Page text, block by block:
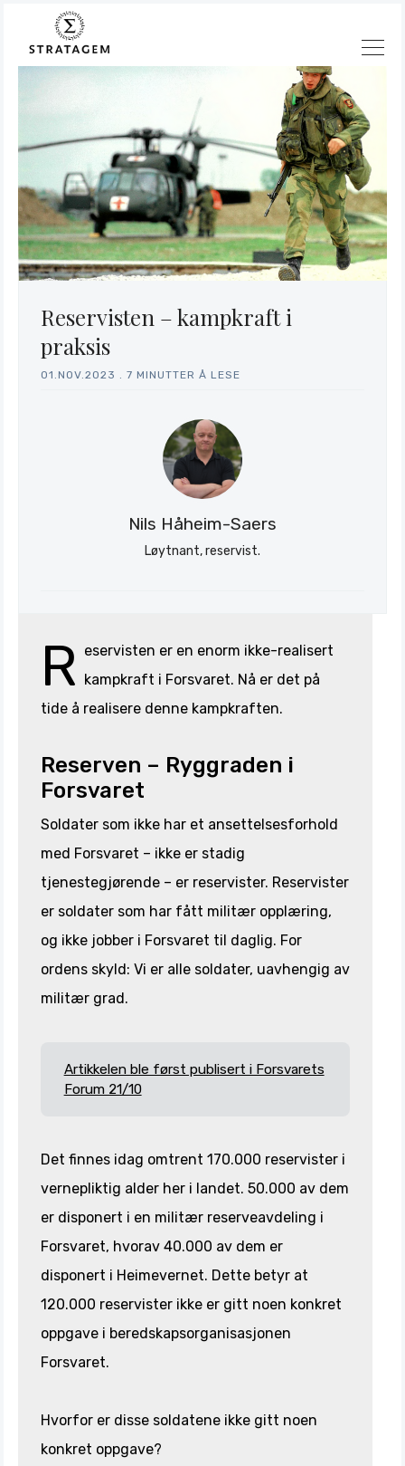
Reservisten – kampkraft i
praksis
01.NOV.2023 7 MINUTTER Å LESE
Nils Håheim-Saers
Løytnant, reservist.
R eservisten er en enorm ikke-realisert
kampkraft i Forsvaret. Nå er det på
tide å realisere denne kampkraften.
Reserven – Ryggraden i
Forsvaret
Soldater som ikke har et ansettelsesforhold
med Forsvaret – ikke er stadig
tjenestegjørende – er reservister. Reservister
er soldater som har fått militær opplæring,
og ikke jobber i Forsvaret til daglig. For
ordens skyld: Vi er alle soldater, uavhengig av
militær grad.
Artikkelen ble først publisert i Forsvarets
Forum 21/10
Det finnes idag omtrent 170.000 reservister i
vernepliktig alder her i landet. 50.000 av dem
er disponert i en militær reserveavdeling i
Forsvaret, hvorav 40.000 av dem er
disponert i Heimevernet. Dette betyr at
120.000 reservister ikke er gitt noen konkret
oppgave i beredskapsorganisasjonen
Forsvaret.
Hvorfor er disse soldatene ikke gitt noen
konkret oppgave?